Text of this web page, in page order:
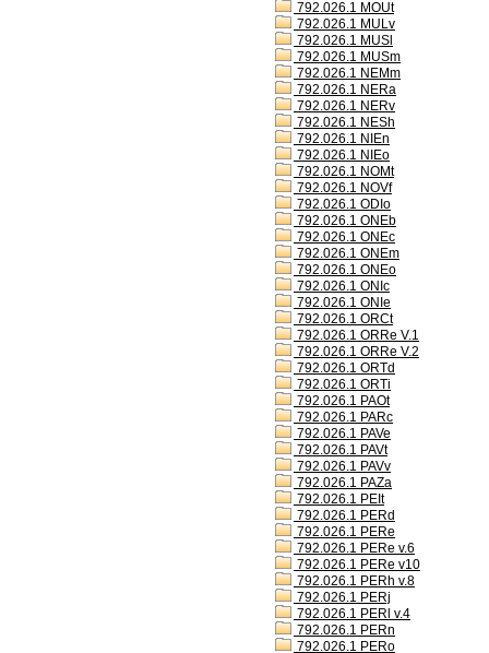
792.026.1 MOUt
792.026.1 MULv
792.026.1 MUSl
792.026.1 MUSm
792.026.1 NEMm
792.026.1 NERa
792.026.1 NERv
792.026.1 NESh
792.026.1 NIEn
792.026.1 NIEo
792.026.1 NOMt
792.026.1 NOVf
792.026.1 ODIo
792.026.1 ONEb
792.026.1 ONEc
792.026.1 ONEm
792.026.1 ONEo
792.026.1 ONIc
792.026.1 ONIe
792.026.1 ORCt
792.026.1 ORRe V.1
792.026.1 ORRe V.2
792.026.1 ORTd
792.026.1 ORTi
792.026.1 PAOt
792.026.1 PARc
792.026.1 PAVe
792.026.1 PAVt
792.026.1 PAVv
792.026.1 PAZa
792.026.1 PEIt
792.026.1 PERd
792.026.1 PERe
792.026.1 PERe v.6
792.026.1 PERe v10
792.026.1 PERh v.8
792.026.1 PERj
792.026.1 PERl v.4
792.026.1 PERn
792.026.1 PERo